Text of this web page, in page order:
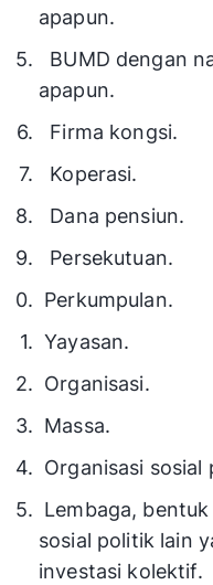
apapun.
BUMD dengan
apapun.
Firma kongsi.
Koperasi.
Dana pensiun.
Persekutuan.
Perkumpulan.
Yayasan.
Organisasi.
Massa.
Organisasi sosial
Lembaga,
sosial politik lain
investasi kolektif.